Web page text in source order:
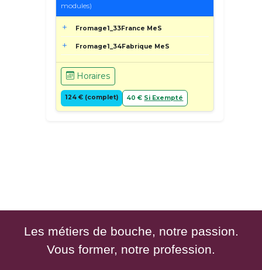
modules)
Fromage1_33France MeS
Fromage1_34Fabrique MeS
Horaires
124 € (complet) 40 € Si Exempté
Les métiers de bouche, notre passion.
Vous former, notre profession.